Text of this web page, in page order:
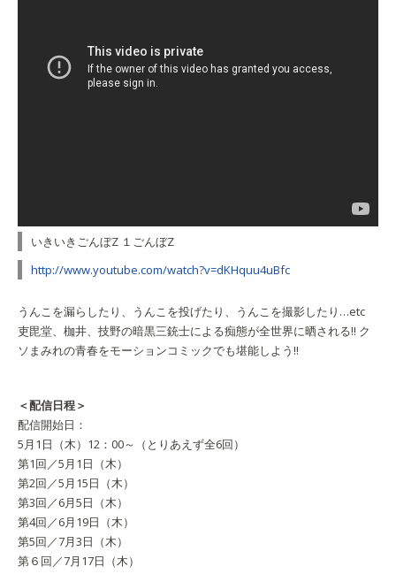
いきいきごんぼZ １ごんぼZ
http://www.youtube.com/watch?v=dKHquu4uBfc
うんこを漏らしたり、うんこを投げたり、うんこを撮影したり…etc
吏毘堂、枷井、技野の暗黒三銃士による痴態が全世界に晒される!! ク
ソまみれの青春をモーションコミックでも堪能しよう!!
＜配信日程＞
配信開始日：
5月1日（木）12：00～（とりあえず全6回）
第1回／5月1日（木）
第2回／5月15日（木）
第3回／6月5日（木）
第4回／6月19日（木）
第5回／7月3日（木）
第６回／7月17日（木）